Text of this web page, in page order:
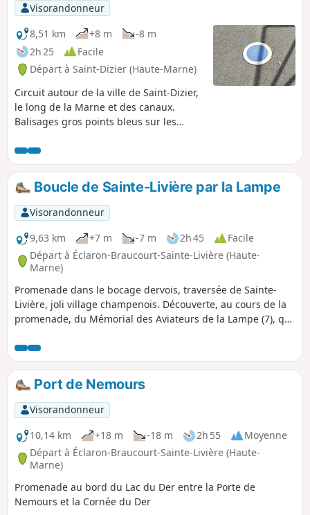
Visorandonneur
8,51 km
+8 m
-8 m
2h 25
Facile
Départ à Saint-Dizier (Haute-Marne)
Circuit autour de la ville de Saint-Dizier,
le long de la Marne et des canaux.
Balisages gros points bleus sur les
grande boucle" et balises bois cercle
bleu.
Boucle de Sainte-Livière par la Lampe
Visorandonneur
9,63 km
+7 m -7 m 2h 45
Facile
Départ à Éclaron-Braucourt-Sainte-Livière (Haute-
Marne)
Promenade dans le bocage dervois, traversée de Sainte-
Livière, joli village champenois. Découverte, au cours de la
promenade, du Mémorial des Aviateurs de la Lampe (7), qui
Port de Nemours
Visorandonneur
10,14 km
+18 m -18 m 2h 55
Moyenne
Départ à Éclaron-Braucourt-Sainte-Livière (Haute-
Marne)
Promenade au bord du Lac du Der entre la Porte de
Nemours et la Cornée du Der